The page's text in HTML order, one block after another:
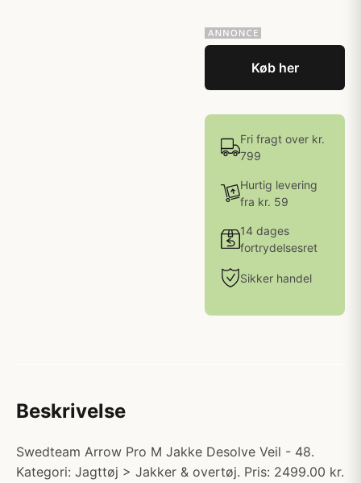
Køb her
Fri fragt over kr.
799
Hurtig levering
fra kr. 59
14 dages
fortrydelsesret
Sikker handel
Beskrivelse
Swedteam Arrow Pro M Jakke Desolve Veil - 48.
Kategori: Jagttøj > Jakker & overtøj. Pris: 2499.00 kr.